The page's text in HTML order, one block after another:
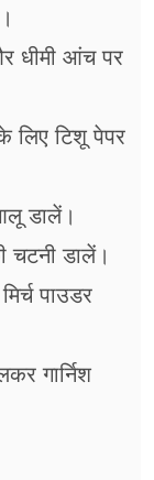
धीमी आंच पर
लिए टिशू पेपर
डालें।
चटनी डालें।
पाउडर
गार्निश